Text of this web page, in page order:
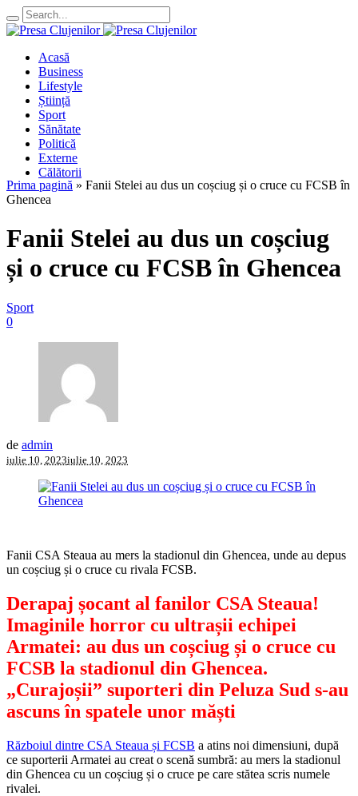
Acasă
Business
Lifestyle
Știință
Sport
Sănătate
Politică
Externe
Călătorii
Prima pagină » Fanii Stelei au dus un coșciug și o cruce cu FCSB în
Ghencea
Fanii Stelei au dus un coșciug
și o cruce cu FCSB în Ghencea
Sport
0
de admin
iulie 10, 2023iulie 10, 2023
Fanii CSA Steaua au mers la stadionul din Ghencea, unde au depus
un coșciug și o cruce cu rivala FCSB.
Derapaj șocant al fanilor CSA Steaua!
Imaginile horror cu ultrașii echipei
Armatei: au dus un coșciug și o cruce cu
FCSB la stadionul din Ghencea.
„Curajoșii” suporteri din Peluza Sud s-au
ascuns în spatele unor măști
Războiul dintre CSA Steaua și FCSB a atins noi dimensiuni, după
ce suporterii Armatei au creat o scenă sumbră: au mers la stadionul
din Ghencea cu un coșciug și o cruce pe care stătea scris numele
rivalei.